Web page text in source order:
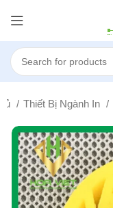
Thiết Bị Ngành In